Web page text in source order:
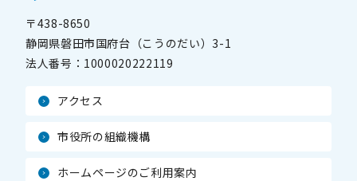
〒438-8650
静岡県磐田市国府台（こうのだい）3-1
法人番号： 1000020222119
アクセス
市役所の組織機構
ホームページのご利用案内